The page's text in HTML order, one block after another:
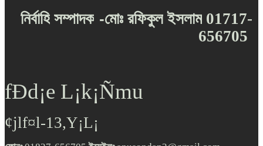
নির্বাহি সম্পাদক -মোঃ রফিকুল ইসলাম 01717-
656705
fÐd¡e L¡k¡Ñmu
¢jlf¤l-13,Y¡L¡